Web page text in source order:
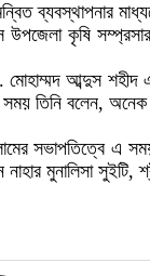
ব্যবস্থাপনার
উপজেলা কৃষি
আব্দুস শহীদ
তিনি বলেন,
সভাপতিত্বে
মুনালিসা সুইটি,